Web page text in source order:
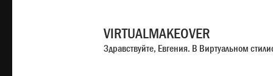
VIRTUALMAKEOVER
Здравствуйте, Евгения. В Виртуальном